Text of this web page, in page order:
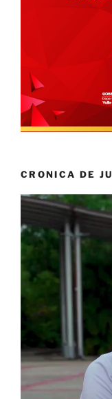
CRONICA DE
Reproductor
vídeo